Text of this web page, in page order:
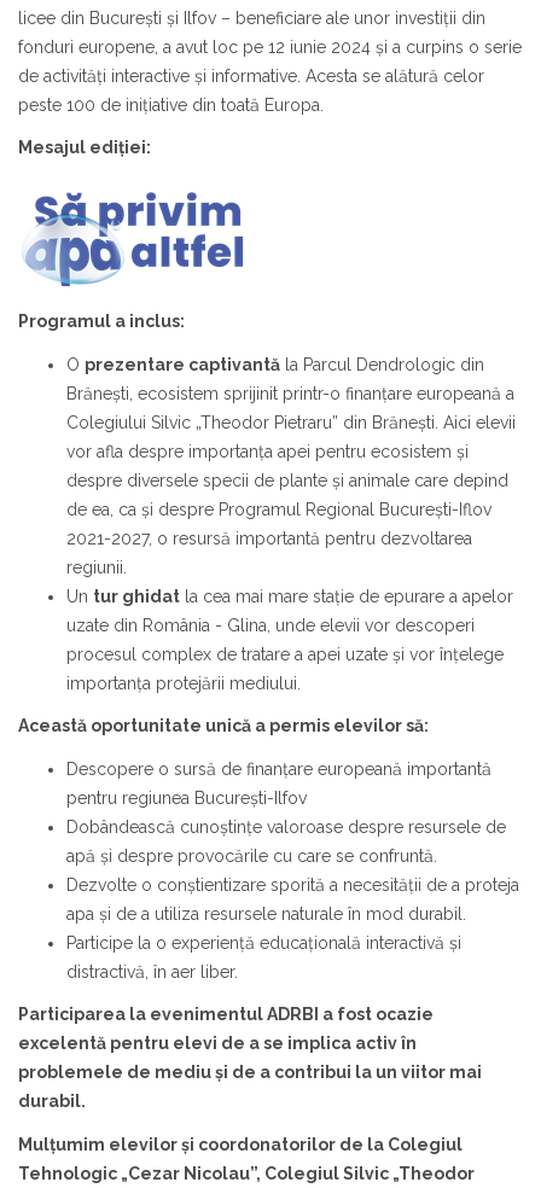
licee din București și Ilfov – beneficiare ale unor investiții din
fonduri europene, a avut loc pe 12 iunie 2024 și a curpins o serie
de activități interactive și informative. Acesta se alătură celor
peste 100 de iniţiative din toată Europa.
Mesajul ediţiei:
Programul a inclus:
O prezentare captivantă la Parcul Dendrologic din
Brănești, ecosistem sprijinit printr-o finanțare europeană a
Colegiului Silvic „Theodor Pietraru” din Brănești. Aici elevii
vor afla despre importanța apei pentru ecosistem și
despre diversele specii de plante și animale care depind
de ea, ca şi despre Programul Regional Bucureşti-Iflov
2021-2027, o resursă importantă pentru dezvoltarea
regiunii.
Un tur ghidat la cea mai mare stație de epurare a apelor
uzate din România - Glina, unde elevii vor descoperi
procesul complex de tratare a apei uzate și vor înțelege
importanța protejării mediului.
Această oportunitate unică a permis elevilor să:
Descopere o sursă de finanţare europeană importantă
pentru regiunea Bucureşti-Ilfov
Dobândească cunoștințe valoroase despre resursele de
apă și despre provocările cu care se confruntă.
Dezvolte o conștientizare sporită a necesității de a proteja
apa și de a utiliza resursele naturale în mod durabil.
Participe la o experiență educațională interactivă și
distractivă, în aer liber.
Participarea la evenimentul ADRBI a fost ocazie
excelentă pentru elevi de a se implica activ în
problemele de mediu și de a contribui la un viitor mai
durabil.
Mulţumim elevilor şi coordonatorilor de la Colegiul
Tehnologic „Cezar Nicolau”, Colegiul Silvic „Theodor